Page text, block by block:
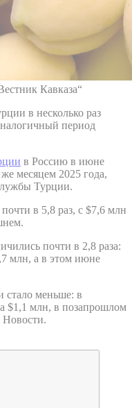
Кавказа“
в несколько раз
период
в Россию в июне
месяцем 2025 года,
Турции.
в 5,8 раз, с $7,6 млн
почти в 2,8 раза:
млн, а в этом июне
стало меньше: в
$1,1 млн, в позапрошлом
Новости.